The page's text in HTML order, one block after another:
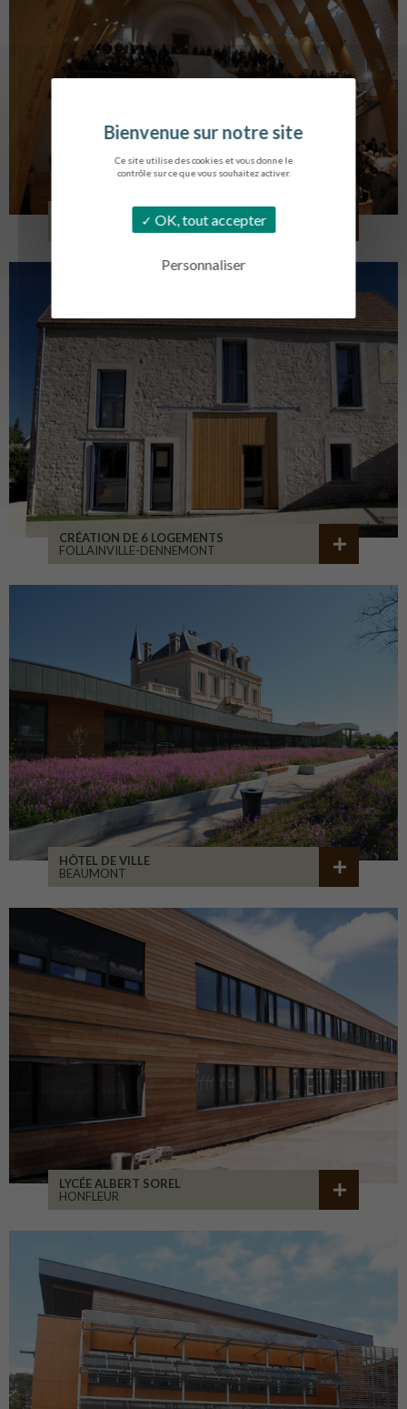
Ce site utilise des cookies et vous donne le
contrôle sur ce que vous souhaitez activer.
OK, tout accepter
Personnaliser
EGLISE SAINT VINCENT
LA TOURLANDRY
CRÉATION DE 6 LOGEMENTS
FOLLAINVILLE-DENNEMONT
HÔTEL DE VILLE
BEAUMONT
LYCÉE ALBERT SOREL
HONFLEUR